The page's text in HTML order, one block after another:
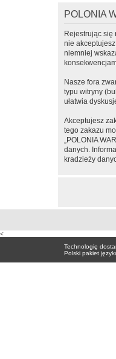
POLONIA
Rejestrując się
nie
niemniej
Nasze fora
typu witryny
ułatwia
Akceptujesz
tego zakazu
„POLONIA
danych.
kradzieży
<
Technologię
Polski pakiet